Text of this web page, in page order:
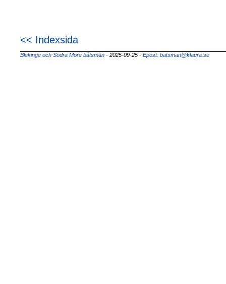
<< Indexsida
Blekinge och Södra Möre båtsmän - 2025-09-25 - Epost: batsman@klaura.se